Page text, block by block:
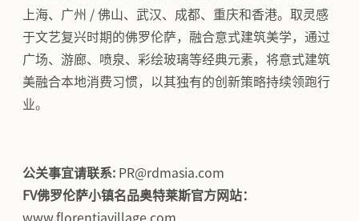
上海、广州 / 佛山、武汉、成都、重庆和香港。取灵感
于文艺复兴时期的佛罗伦萨，融合意式建筑美学，通过
广场、游廊、喷泉、彩绘玻璃等经典元素，将意式建筑
美融合本地消费习惯，以其独有的创新策略持续领跑行
业。
公关事宜请联系: PR@rdmasia.com
FV佛罗伦萨小镇名品奥特莱斯官方网站：
www.florentiavillage.com